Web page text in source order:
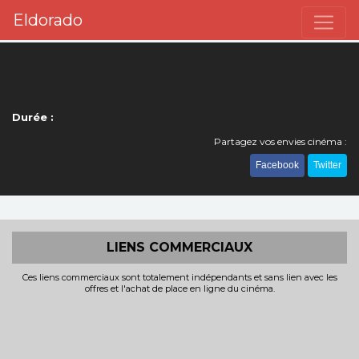
Eldorado
Durée :
Partagez vos envies cinéma :
Facebook Twitter
LIENS COMMERCIAUX
Ces liens commerciaux sont totalement indépendants et sans lien avec les
offres et l'achat de place en ligne du cinéma.